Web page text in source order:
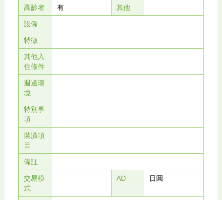
高齡者 有 其他
設備
特徵
其他入
住條件
週邊環
境
特別事
項
裝潢項
目
備註
交易模
式
AD 日圓